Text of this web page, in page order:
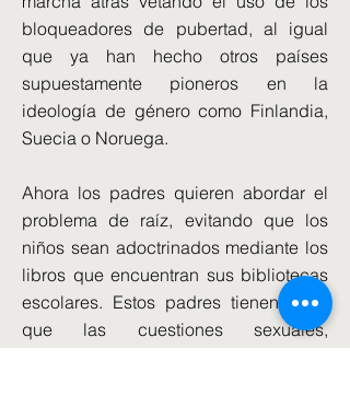
bloqueadores de pubertad, al igual
que ya han hecho otros países
supuestamente pioneros en la
ideología de género como Finlandia,
Suecia o Noruega.
Ahora los padres quieren abordar el
problema de raíz, evitando que los
niños sean adoctrinados mediante los
libros que encuentran sus bibliotecas
escolares. Estos padres tienen claro
que las cuestiones sexuales,